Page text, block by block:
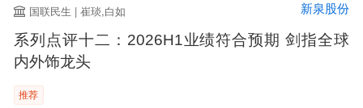
国联民生 | 崔琰,白如 新泉股份
系列点评十二：2026H1业绩符合预期 剑指全球
内外饰龙头
推荐